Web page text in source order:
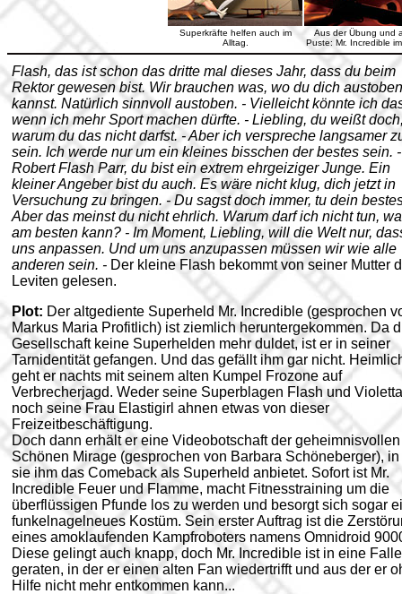
Superkräfte helfen auch im
Alltag.
Aus der Übung und
Puste: Mr. Incredible
Flash, das ist schon das dritte mal dieses Jahr, dass du beim
Rektor gewesen bist. Wir brauchen was, wo du dich austoben
kannst. Natürlich sinnvoll austoben. - Vielleicht könnte ich
wenn ich mehr Sport machen dürfte. - Liebling, du weißt
warum du das nicht darfst. - Aber ich verspreche langsamer
sein. Ich werde nur um ein kleines bisschen der bestes sein. -
Robert Flash Parr, du bist ein extrem ehrgeiziger Junge. Ein
kleiner Angeber bist du auch. Es wäre nicht klug, dich jetzt in
Versuchung zu bringen. - Du sagst doch immer, tu dein
Aber das meinst du nicht ehrlich. Warum darf ich nicht tun,
am besten kann? - Im Moment, Liebling, will die Welt nur,
uns anpassen. Und um uns anzupassen müssen wir wie alle
anderen sein. - Der kleine Flash bekommt von seiner Mutter
Leviten gelesen.
Plot: Der altgediente Superheld Mr. Incredible (gesprochen
Markus Maria Profitlich) ist ziemlich heruntergekommen. Da
Gesellschaft keine Superhelden mehr duldet, ist er in seiner
Tarnidentität gefangen. Und das gefällt ihm gar nicht.
geht er nachts mit seinem alten Kumpel Frozone auf
Verbrecherjagd. Weder seine Superblagen Flash und Violetta
noch seine Frau Elastigirl ahnen etwas von dieser
Freizeitbeschäftigung.
Doch dann erhält er eine Videobotschaft der geheimnisvollen
Schönen Mirage (gesprochen von Barbara Schöneberger), in
sie ihm das Comeback als Superheld anbietet. Sofort ist Mr.
Incredible Feuer und Flamme, macht Fitnesstraining um die
überflüssigen Pfunde los zu werden und besorgt sich sogar
funkelnagelneues Kostüm. Sein erster Auftrag ist die
eines amoklaufenden Kampfroboters namens Omnidroid
Diese gelingt auch knapp, doch Mr. Incredible ist in eine Falle
geraten, in der er einen alten Fan wiedertrifft und aus der er
Hilfe nicht mehr entkommen kann...